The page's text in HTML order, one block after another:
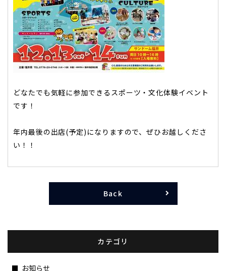
どなたでも気軽に参加できるスポーツ・文化体験イベント
です！
年内最後の出店(予定)になりますので、ぜひお越しくださ
い！！
Back
カテゴリ
お知らせ